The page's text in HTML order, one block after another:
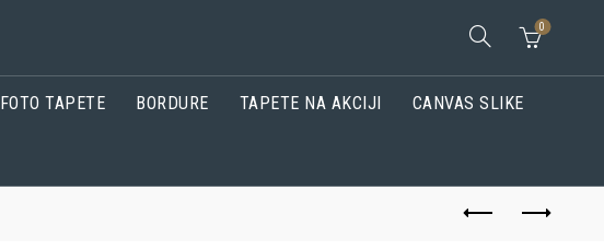
0
FOTO TAPETE BORDURE TAPETE NA AKCIJI CANVAS SLIKE